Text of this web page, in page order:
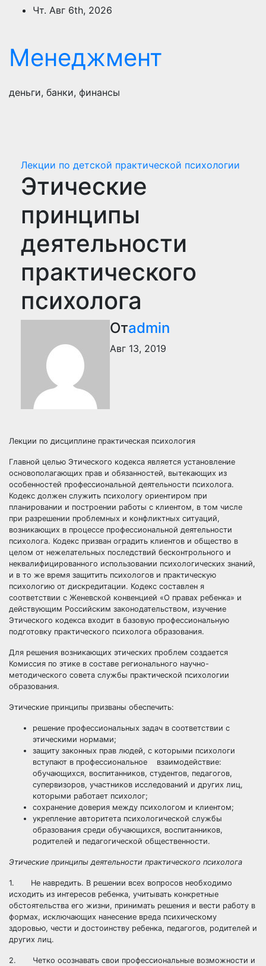
ПерейтиЧт. Авг 6th, 2026
Менеджмент
деньги, банки, финансы
Лекции по детской практической психологии
Этические
принципы
деятельности
практического
психолога
Отadmin
Авг 13, 2019
Лекции по дисциплине практическая психология
Главной целью Этического кодекса является установление
основополагающих прав и обязанностей, вытекающих из
особенностей профессиональной деятельности психолога.
Кодекс должен служить психологу ориентиром при
планировании и построении работы с клиентом, в том числе
при разрешении проблемных и конфликтных ситуаций,
возникающих в процессе профессиональной деятельности
психолога. Кодекс призван оградить клиентов и общество в
целом от нежелательных последствий бесконтрольного и
неквалифицированного использовании психологических знаний,
и в то же время защитить психологов и практическую
психологию от дискредитации. Кодекс составлен я
соответствии с Женевской конвенцией «О правах ребенка» и
действующим Российским законодательством, изучение
Этического кодекса входит в базовую профессиональную
подготовку практического психолога образования.
Для решения возникающих этических проблем создается
Комиссия по этике в составе регионального научно-
методического совета службы практической психологии
образования.
Этические принципы призваны обеспечить:
решение профессиональных задач в соответствии с
этическими нормами;
защиту законных прав людей, с которыми психологи
вступают в профессиональное взаимодействие:
обучающихся, воспитанников, студентов, педагогов,
супервизоров, участников исследований и других лиц,
которыми работает психолог;
сохранение доверия между психологом и клиентом;
укрепление авторитета психологической службы
образования среди обучающихся, воспитанников,
родителей и педагогической общественности.
Этические принципы деятельности практического психолога
1. Не навредить. В решении всех вопросов необходимо
исходить из интересов ребенка, учитывать конкретные
обстоятельства его жизни, принимать решения и вести работу в
формах, исключающих нанесение вреда психическому
здоровью, чести и достоинству ребенка, педагогов, родителей и
других лиц.
2. Четко осознавать свои профессиональные возможности и